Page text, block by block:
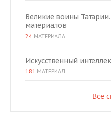
Великие воины
материалов
24 МАТЕРИАЛА
Искусственный
181 МАТЕРИАЛ
Все